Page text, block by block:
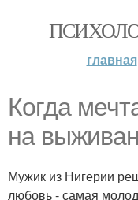
главная
Когда
на
Мужик из Нигерии
любовь - самая